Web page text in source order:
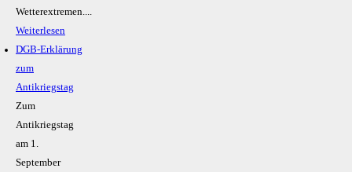
Wetterextremen....
Weiterlesen
DGB-Erklärung
zum
Antikriegstag
Zum
Antikriegstag
am 1.
September